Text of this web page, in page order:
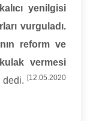
yenilgisi
vurguladı.
reform ve
vermesi
dedi.[12.05.2020